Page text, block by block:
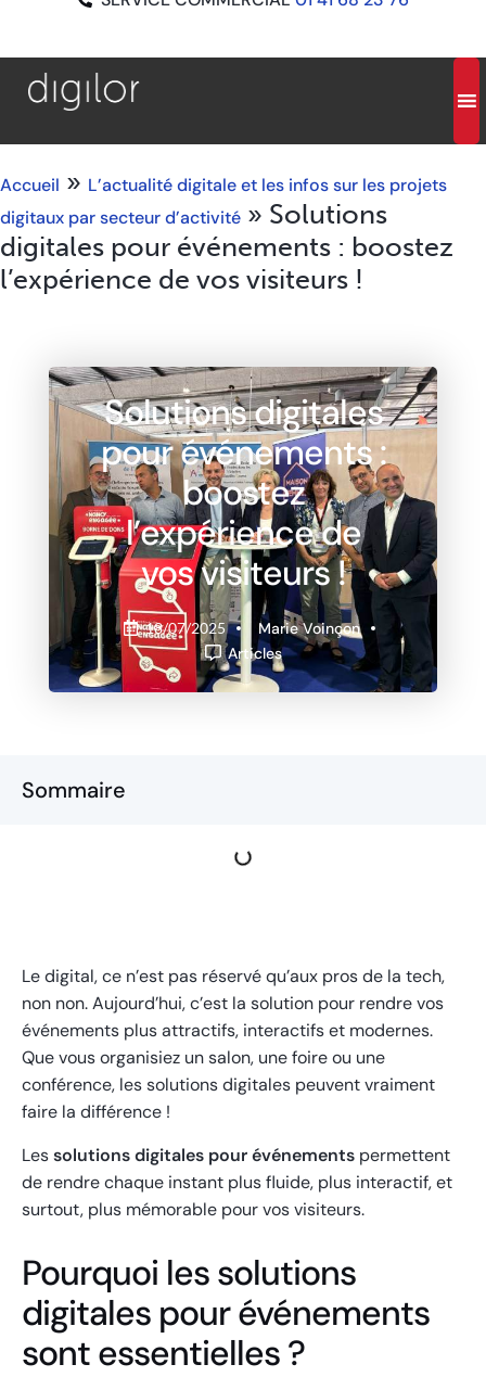
Accueil » L’actualité digitale et les infos sur les projets
digitaux par secteur d’activité » Solutions
digitales pour événements : boostez
l’expérience de vos visiteurs !
Solutions digitales
pour événements :
boostez
l’expérience de
vos visiteurs !
18/07/2025
Marie Voinçon
Articles
Sommaire
Le digital, ce n’est pas réservé qu’aux pros de la tech,
non non. Aujourd’hui, c’est la solution pour rendre vos
événements plus attractifs, interactifs et modernes.
Que vous organisiez un salon, une foire ou une
conférence, les solutions digitales peuvent vraiment
faire la différence !
Lessolutions digitales pour événements permettent
de rendre chaque instant plus fluide, plus interactif, et
surtout, plus mémorable pour vos visiteurs.
Pourquoi les solutions
digitales pour événements
sont essentielles ?